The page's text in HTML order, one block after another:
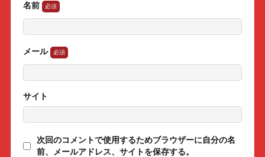
名前
メール
サイト
次回のコメントで使用するためブラウザーに自分の名
前、メールアドレス、サイトを保存する。